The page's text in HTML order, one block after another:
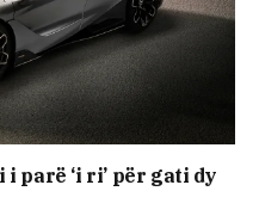
parë ‘i ri’ për gati dy